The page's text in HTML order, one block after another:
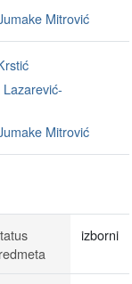
Mitrović
Mitrović
izborni